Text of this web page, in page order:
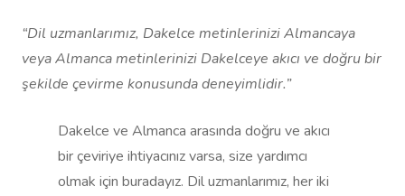
“Dil uzmanlarımız, Dakelce metinlerinizi Almancaya
veya Almanca metinlerinizi Dakelceye akıcı ve doğru bir
şekilde çevirme konusunda deneyimlidir.”
Dakelce ve Almanca arasında doğru ve akıcı
bir çeviriye ihtiyacınız varsa, size yardımcı
olmak için buradayız. Dil uzmanlarımız, her iki